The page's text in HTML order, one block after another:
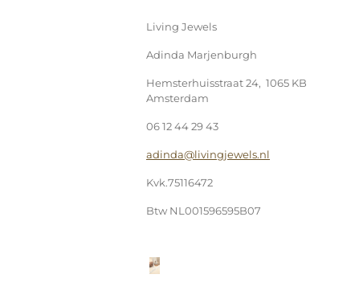
Living Jewels
Adinda Marjenburgh
Hemsterhuisstraat 24, 1065 KB
Amsterdam
06 12 44 29 43
adinda@livingjewels.nl
Kvk.75116472
Btw NL001596595B07